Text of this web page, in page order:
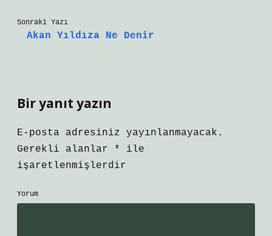
Sonraki Yazı
Akan Yıldıza Ne Denir
Bir yanıt yazın
E-posta adresiniz yayınlanmayacak.
Gerekli alanlar
*
ile
işaretlenmişlerdir
Yorum